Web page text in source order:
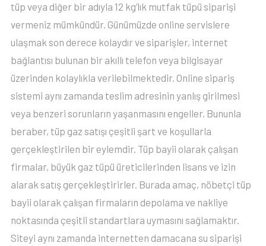
tüp veya diğer bir adıyla 12 kg’lık mutfak tüpü siparişi
vermeniz mümkündür. Günümüzde online servislere
ulaşmak son derece kolaydır ve siparişler, internet
bağlantısı bulunan bir akıllı telefon veya bilgisayar
üzerinden kolaylıkla verilebilmektedir. Online sipariş
sistemi aynı zamanda teslim adresinin yanlış girilmesi
veya benzeri sorunların yaşanmasını engeller. Bununla
beraber, tüp gaz satışı çeşitli şart ve koşullarla
gerçekleştirilen bir eylemdir. Tüp bayii olarak çalışan
firmalar, büyük gaz tüpü üreticilerinden lisans ve izin
alarak satış gerçekleştirirler. Burada amaç, nöbetçi tüp
bayii olarak çalışan firmaların depolama ve nakliye
noktasında çeşitli standartlara uymasını sağlamaktır.
Siteyi aynı zamanda internetten damacana su siparişi